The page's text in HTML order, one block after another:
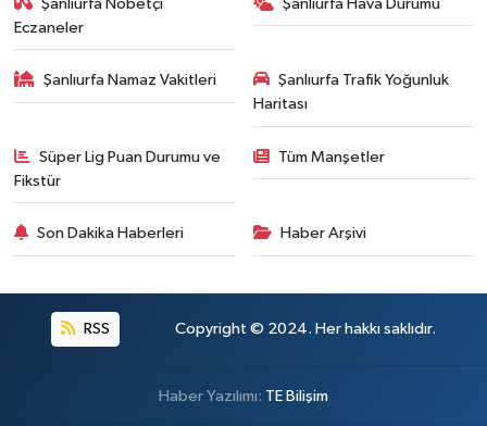
Şanlıurfa Nöbetçi
Eczaneler
Şanlıurfa Hava Durumu
Şanlıurfa Namaz Vakitleri
Şanlıurfa Trafik Yoğunluk
Haritası
Süper Lig Puan Durumu ve
Fikstür
Tüm Manşetler
Son Dakika Haberleri Haber Arşivi
RSS Copyright © 2024. Her hakkı saklıdır.
Haber Yazılımı: TE Bilişim